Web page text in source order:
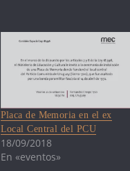
Placa de Memoria en el ex
Local Central del PCU
18/09/2018
En «eventos»